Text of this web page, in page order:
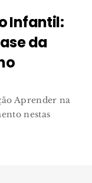
Infantil:
da
Aprender na
nestas